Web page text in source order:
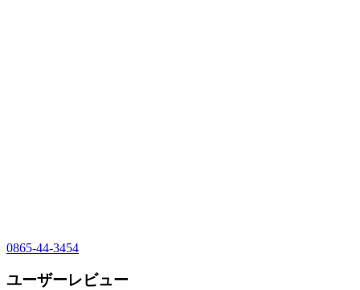
0865-44-3454
ユーザーレビュー